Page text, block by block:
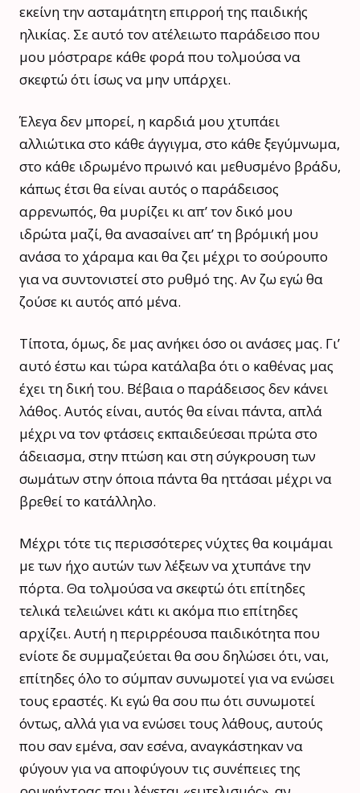
εκείνη την ασταμάτητη επιρροή της παιδικής
ηλικίας. Σε αυτό τον ατέλειωτο παράδεισο που
μου μόστραρε κάθε φορά που τολμούσα να
σκεφτώ ότι ίσως να μην υπάρχει.
Έλεγα δεν μπορεί, η καρδιά μου χτυπάει
αλλιώτικα στο κάθε άγγιγμα, στο κάθε ξεγύμνωμα,
στο κάθε ιδρωμένο πρωινό και μεθυσμένο βράδυ,
κάπως έτσι θα είναι αυτός ο παράδεισος
αρρενωπός, θα μυρίζει κι απ’ τον δικό μου
ιδρώτα μαζί, θα ανασαίνει απ’ τη βρόμική μου
ανάσα το χάραμα και θα ζει μέχρι το σούρουπο
για να συντονιστεί στο ρυθμό της. Αν ζω εγώ θα
ζούσε κι αυτός από μένα.
Τίποτα, όμως, δε μας ανήκει όσο οι ανάσες μας. Γι’
αυτό έστω και τώρα κατάλαβα ότι ο καθένας μας
έχει τη δική του. Βέβαια ο παράδεισος δεν κάνει
λάθος. Αυτός είναι, αυτός θα είναι πάντα, απλά
μέχρι να τον φτάσεις εκπαιδεύεσαι πρώτα στο
άδειασμα, στην πτώση και στη σύγκρουση των
σωμάτων στην όποια πάντα θα ηττάσαι μέχρι να
βρεθεί το κατάλληλο.
Μέχρι τότε τις περισσότερες νύχτες θα κοιμάμαι
με των ήχο αυτών των λέξεων να χτυπάνε την
πόρτα. Θα τολμούσα να σκεφτώ ότι επίτηδες
τελικά τελειώνει κάτι κι ακόμα πιο επίτηδες
αρχίζει. Αυτή η περιρρέουσα παιδικότητα που
ενίοτε δε συμμαζεύεται θα σου δηλώσει ότι, ναι,
επίτηδες όλο το σύμπαν συνωμοτεί για να ενώσει
τους εραστές. Κι εγώ θα σου πω ότι συνωμοτεί
όντως, αλλά για να ενώσει τους λάθους, αυτούς
που σαν εμένα, σαν εσένα, αναγκάστηκαν να
φύγουν για να αποφύγουν τις συνέπειες της